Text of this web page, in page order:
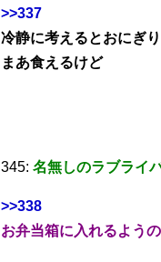
>>337
冷静に考えるとおにぎ
まあ食えるけど
345: 名無しのラブライ
>>338
お弁当箱に入れるよう